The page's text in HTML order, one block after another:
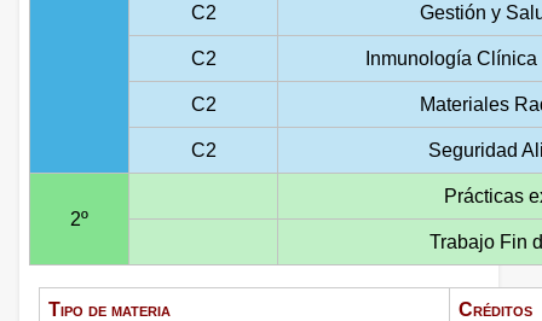
C2 Gestión y
C2 Inmunología
C2 Materiales
C2 Seguridad
2º
Prácticas
Trabajo Fin
Tipo de materia Créditos